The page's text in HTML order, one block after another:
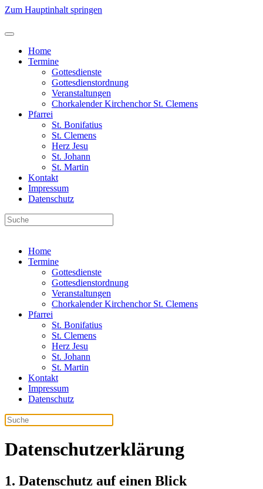
Zum Hauptinhalt springen
Home
Termine
Gottesdienste
Gottesdienstordnung
Veranstaltungen
Chorkalender Kirchenchor St. Clemens
Pfarrei
St. Bonifatius
St. Clemens
Herz Jesu
St. Johann
St. Martin
Kontakt
Impressum
Datenschutz
Home
Termine
Gottesdienste
Gottesdienstordnung
Veranstaltungen
Chorkalender Kirchenchor St. Clemens
Pfarrei
St. Bonifatius
St. Clemens
Herz Jesu
St. Johann
St. Martin
Kontakt
Impressum
Datenschutz
Datenschutzerklärung
1. Datenschutz auf einen Blick